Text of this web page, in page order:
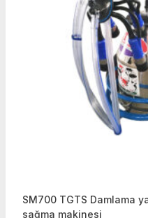
SM700 TGTS Damlama
sağma makinesi